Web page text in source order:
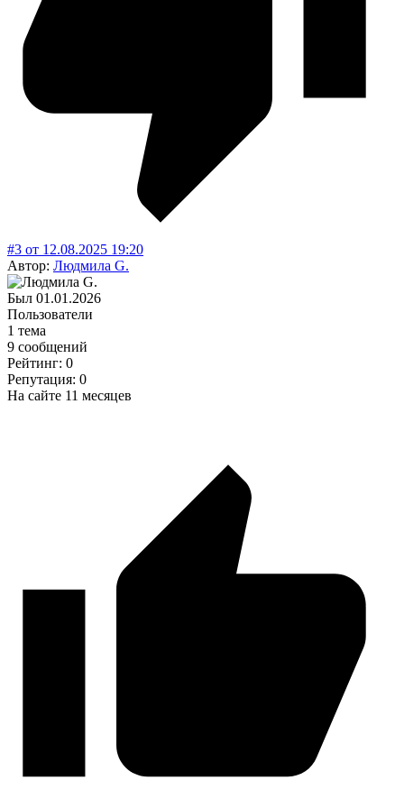
#3 от 12.08.2025 19:20
Автор: Людмила G.
Был 01.01.2026
Пользователи
1 тема
9 сообщений
Рейтинг: 0
Репутация: 0
На сайте 11 месяцев